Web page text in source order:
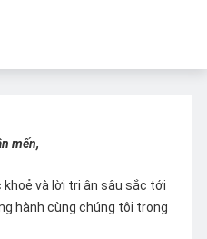
mến,
và lời tri ân sâu sắc tới
hành cùng chúng tôi trong